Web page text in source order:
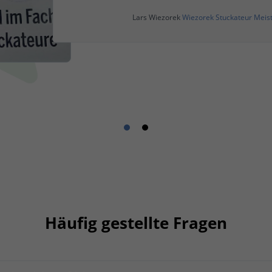
Lars WiezorekWiezorek Stuckateur
Häufig gestellte Fragen